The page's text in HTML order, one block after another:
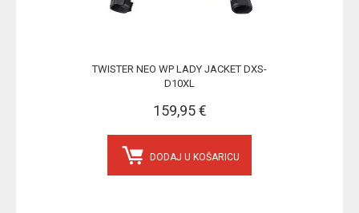
TWISTER NEO WP LADY JACKET DXS-
D10XL
159,95 €
DODAJ U KOŠARICU